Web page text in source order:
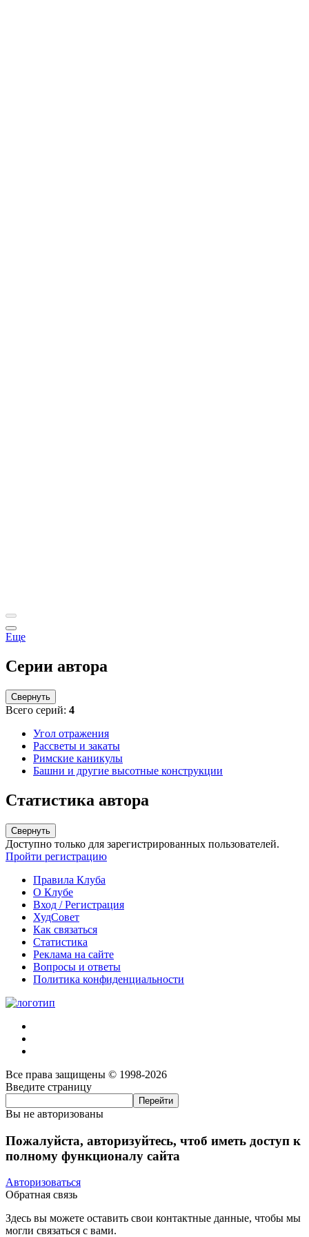
Еще
Серии автора
Свернуть
Всего серий: 4
Угол отражения
Рассветы и закаты
Римские каникулы
Башни и другие высотные конструкции
Статистика автора
Свернуть
Доступно только для зарегистрированных пользователей.
Пройти регистрацию
Правила Клуба
О Клубе
Вход / Регистрация
ХудСовет
Как связаться
Статистика
Реклама на сайте
Вопросы и ответы
Политика конфиденциальности
Все права защищены © 1998-2026
Введите страницу
Вы не авторизованы
Пожалуйста, авторизуйтесь, чтоб иметь доступ к
полному функционалу сайта
Авторизоваться
Обратная связь
Здесь вы можете оставить свои контактные данные, чтобы мы
могли связаться с вами.